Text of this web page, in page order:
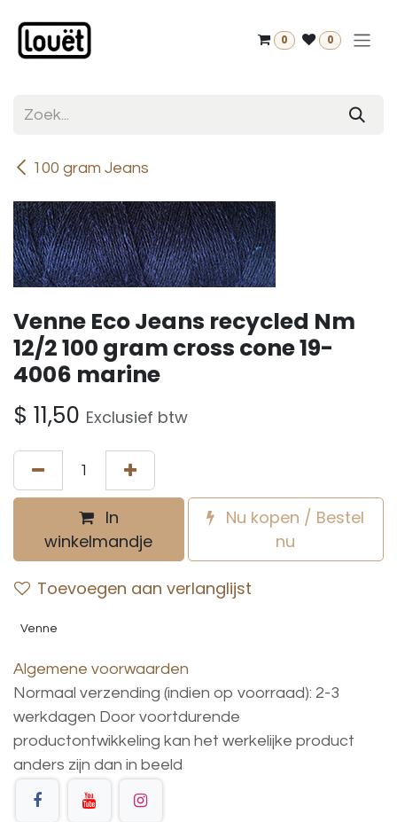
0 0
100 gram Jeans
Venne Eco Jeans recycled Nm
12/2 100 gram cross cone 19-
4006 marine
$ 11,50 Exclusief btw
In
winkelmandje
Nu kopen / Bestel
nu
Toevoegen aan verlanglijst
Venne
Algemene voorwaarden
Normaal verzending (indien op voorraad): 2-3
werkdagen Door voortdurende
productontwikkeling kan het werkelijke product
anders zijn dan in beeld